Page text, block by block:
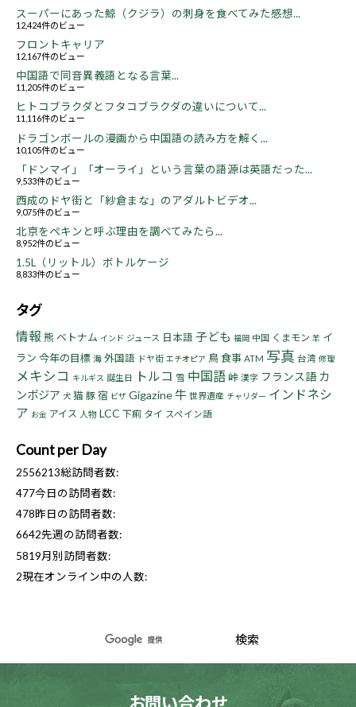
スーパーにあった鯨（クジラ）の刺身を食べてみた感想...
12,424件のビュー
フロントキャリア
12,167件のビュー
中国語で同音異義語となる言葉...
11,205件のビュー
ヒトコブラクダとフタコブラクダの違いについて...
11,116件のビュー
ドラゴンボールの漫画から中国語の読み方を解く...
10,105件のビュー
「ドンマイ」「オーライ」という言葉の語源は英語だった...
9,533件のビュー
西成のドヤ街と「紗倉まな」のアダルトビデオ...
9,075件のビュー
北京をペキンと呼ぶ理由を調べてみたら...
8,952件のビュー
1.5L（リットル）ボトルケージ
8,833件のビュー
タグ
情報 熊 ベトナム インド ジュース 日本語 子ども 福岡 中国 くまモン 羊 イ
ラン 今年の目標 海 外国語 ドヤ街 エチオピア 鳥食事 ATM 写真 台湾 修理
メキシコ キルギス 誕生日 トルコ 雪 中国語峠 漢字 フランス語 カ
ンボジア 犬 猫 豚 宿 ビザ Gigazine牛 世界遺産 チャリダー インドネシ
ア お金 アイス 人物 LCC 下痢 タイ スペイン語
Count per Day
2556213総訪問者数:
477今日の訪問者数:
478昨日の訪問者数:
6642先週の訪問者数:
5819月別訪問者数:
2現在オンライン中の人数:
お問い合わせ